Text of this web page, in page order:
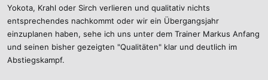
Yokota, Krahl oder Sirch verlieren und qualitativ nichts
entsprechendes nachkommt oder wir ein Übergangsjahr
einzuplanen haben, sehe ich uns unter dem Trainer Markus Anfang
und seinen bisher gezeigten "Qualitäten" klar und deutlich im
Abstiegskampf.